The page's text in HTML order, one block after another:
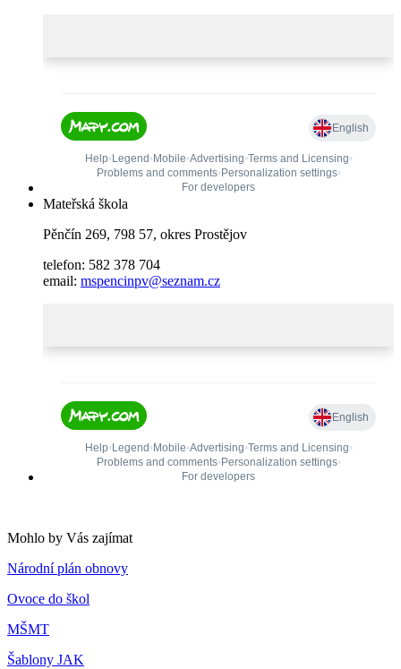
Mateřská škola
Pěnčín 269, 798 57, okres Prostějov
telefon: 582 378 704
email: mspencinpv@seznam.cz
Mohlo by Vás zajímat
Národní plán obnovy
Ovoce do škol
MŠMT
Šablony JAK